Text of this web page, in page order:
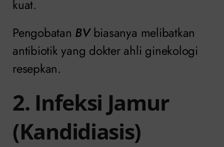
kuat.
Pengobatan BVbiasanya melibatkan
antibiotik yang dokter ahli ginekologi
resepkan.
2. Infeksi Jamur
(Kandidiasis)